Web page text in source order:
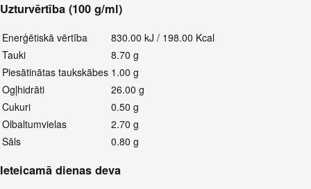
Uzturvērtība (100 g/ml)
Enerģētiskā vērtība
830.00 kJ / 198.00 Kcal
Tauki
8.70 g
Piesātinātas taukskābes 1.00 g
Ogļhidrāti
26.00 g
Cukuri
0.50 g
Olbaltumvielas
2.70 g
Sāls
0.80 g
Ieteicamā dienas deva